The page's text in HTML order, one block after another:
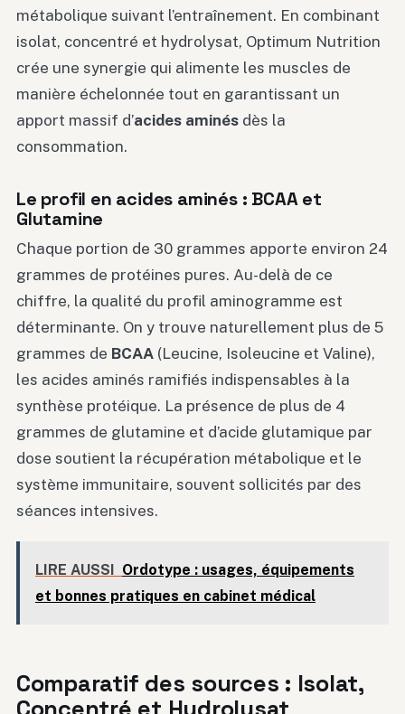
métabolique suivant l’entraînement. En combinant
isolat, concentré et hydrolysat, Optimum Nutrition
crée une synergie qui alimente les muscles de
manière échelonnée tout en garantissant un
apport massif d’acides aminés dès la
consommation.
Le profil en acides aminés : BCAA et
Glutamine
Chaque portion de 30 grammes apporte environ 24
grammes de protéines pures. Au-delà de ce
chiffre, la qualité du profil aminogramme est
déterminante. On y trouve naturellement plus de 5
grammes de BCAA (Leucine, Isoleucine et Valine),
les acides aminés ramifiés indispensables à la
synthèse protéique. La présence de plus de 4
grammes de glutamine et d’acide glutamique par
dose soutient la récupération métabolique et le
système immunitaire, souvent sollicités par des
séances intensives.
LIRE AUSSI Ordotype : usages, équipements
et bonnes pratiques en cabinet médical
Comparatif des sources : Isolat,